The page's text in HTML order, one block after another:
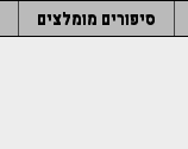
סיפורים מומלצים